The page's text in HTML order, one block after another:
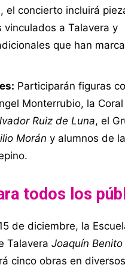
el concierto incluirá
vinculados a Talavera y
que han
Participarán figuras
Monterrubio, la Coral
Ruiz de Luna, el
Morán y alumnos de
todos los
de diciembre, la
Talavera Joaquín Benito
cinco obras en diversos